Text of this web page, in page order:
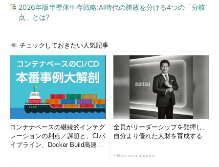
2026年版半導体生存戦略:AI時代の勝敗を分ける4つの「分岐
点」とは?
チェックしておきたい人気記事
コンテナベースの継続的インテグ
レーションの利点／課題と、CIパ
イプライン、Docker Build高速化
全員がリーダーシップを発揮し、
自分より優れた人財を育成する
PR(dentsu Japan)